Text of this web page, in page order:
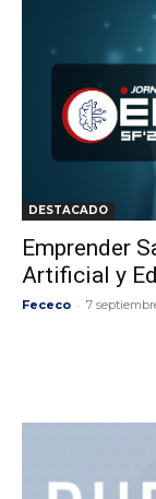
DESTACADO
Emprender
Artificial y
Fececo - 7